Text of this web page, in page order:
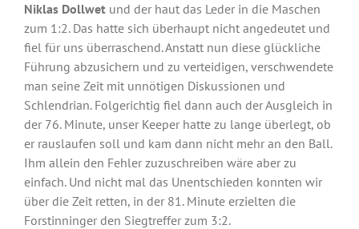
Niklas Dollwet und der haut das Leder in die Maschen
zum 1:2. Das hatte sich überhaupt nicht angedeutet und
fiel für uns überraschend. Anstatt nun diese glückliche
Führung abzusichern und zu verteidigen, verschwendete
man seine Zeit mit unnötigen Diskussionen und
Schlendrian. Folgerichtig fiel dann auch der Ausgleich in
der 76. Minute, unser Keeper hatte zu lange überlegt, ob
er rauslaufen soll und kam dann nicht mehr an den Ball.
Ihm allein den Fehler zuzuschreiben wäre aber zu
einfach. Und nicht mal das Unentschieden konnten wir
über die Zeit retten, in der 81. Minute erzielten die
Forstinninger den Siegtreffer zum 3:2.